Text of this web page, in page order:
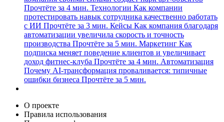
Прочтёте за 4 мин. Технологии Как компании
протестировать навык сотрудника качественно работать
с ИИ Прочтёте за 3 мин. Кейсы Как компания благодаря
автоматизации увеличила скорость и точность
производства Прочтёте за 5 мин. Маркетинг Как
подписка меняет поведение клиентов и увеличивает
доход фитнес-клуба Прочтёте за 4 мин. Автоматизация
Почему AI-трансформация проваливается: типичные
ошибки бизнеса Прочтёте за 5 мин.
О проекте
Правила использования